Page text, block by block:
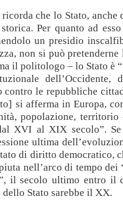
che lo Stato,
Per quanto ad esso
un presidio
non si può pretenderne
il politologo – lo Stato è
dell’Occidente,
contro le repubbliche
si afferma in Europa,
popolazione,
XVI al XIX secolo”.
ultima
di diritto democratico,
nell’arco di tempo dei
il secolo ultimo entro il
Stato sarebbe il XX.